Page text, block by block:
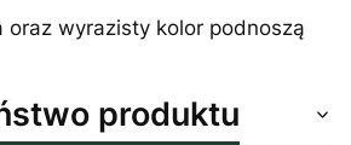
oraz wyrazisty kolor podnoszą
produktu